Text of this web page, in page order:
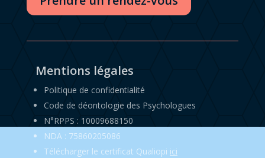
Mentions légales
Politique de confidentialité
Code de déontologie des Psychologues
N°RPPS : 10009688150
NDA : 75860205086
Télécharger le certificat Qualiopi ici